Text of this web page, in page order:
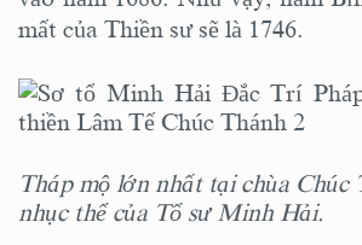
mất của Thiền sư sẽ là 1746.
Tháp mộ lớn nhất tại chùa Chúc
nhục thể của Tổ sư Minh Hải.